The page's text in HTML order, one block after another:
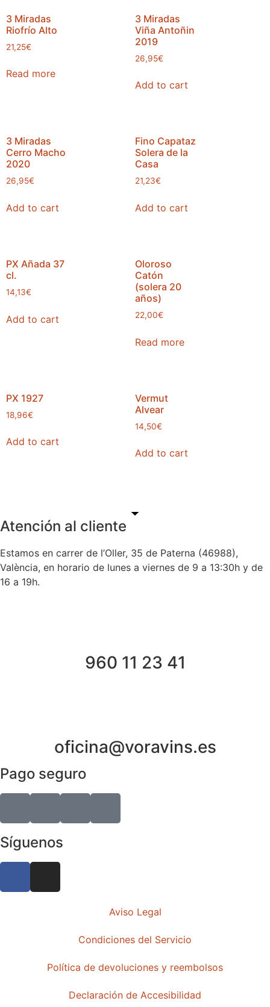
3 Miradas
Riofrío Alto
21,25€
Read more
3 Miradas
Viña Antoñin
2019
26,95€
Add to cart
3 Miradas
Cerro Macho
2020
26,95€
Add to cart
Fino Capataz
Solera de la
Casa
21,23€
Add to cart
PX Añada 37
cl.
14,13€
Add to cart
Oloroso
Catón
(solera 20
años)
22,00€
Read more
PX 1927
18,96€
Add to cart
Vermut
Alvear
14,50€
Add to cart
Atención al cliente
Estamos en carrer de l’Oller, 35 de Paterna (46988),
València, en horario de lunes a viernes de 9 a 13:30h y de
16 a 19h.
960 11 23 41
oficina@voravins.es
Pago seguro
Síguenos
Aviso Legal
Condiciones del Servicio
Política de devoluciones y reembolsos
Declaración de Accesibilidad